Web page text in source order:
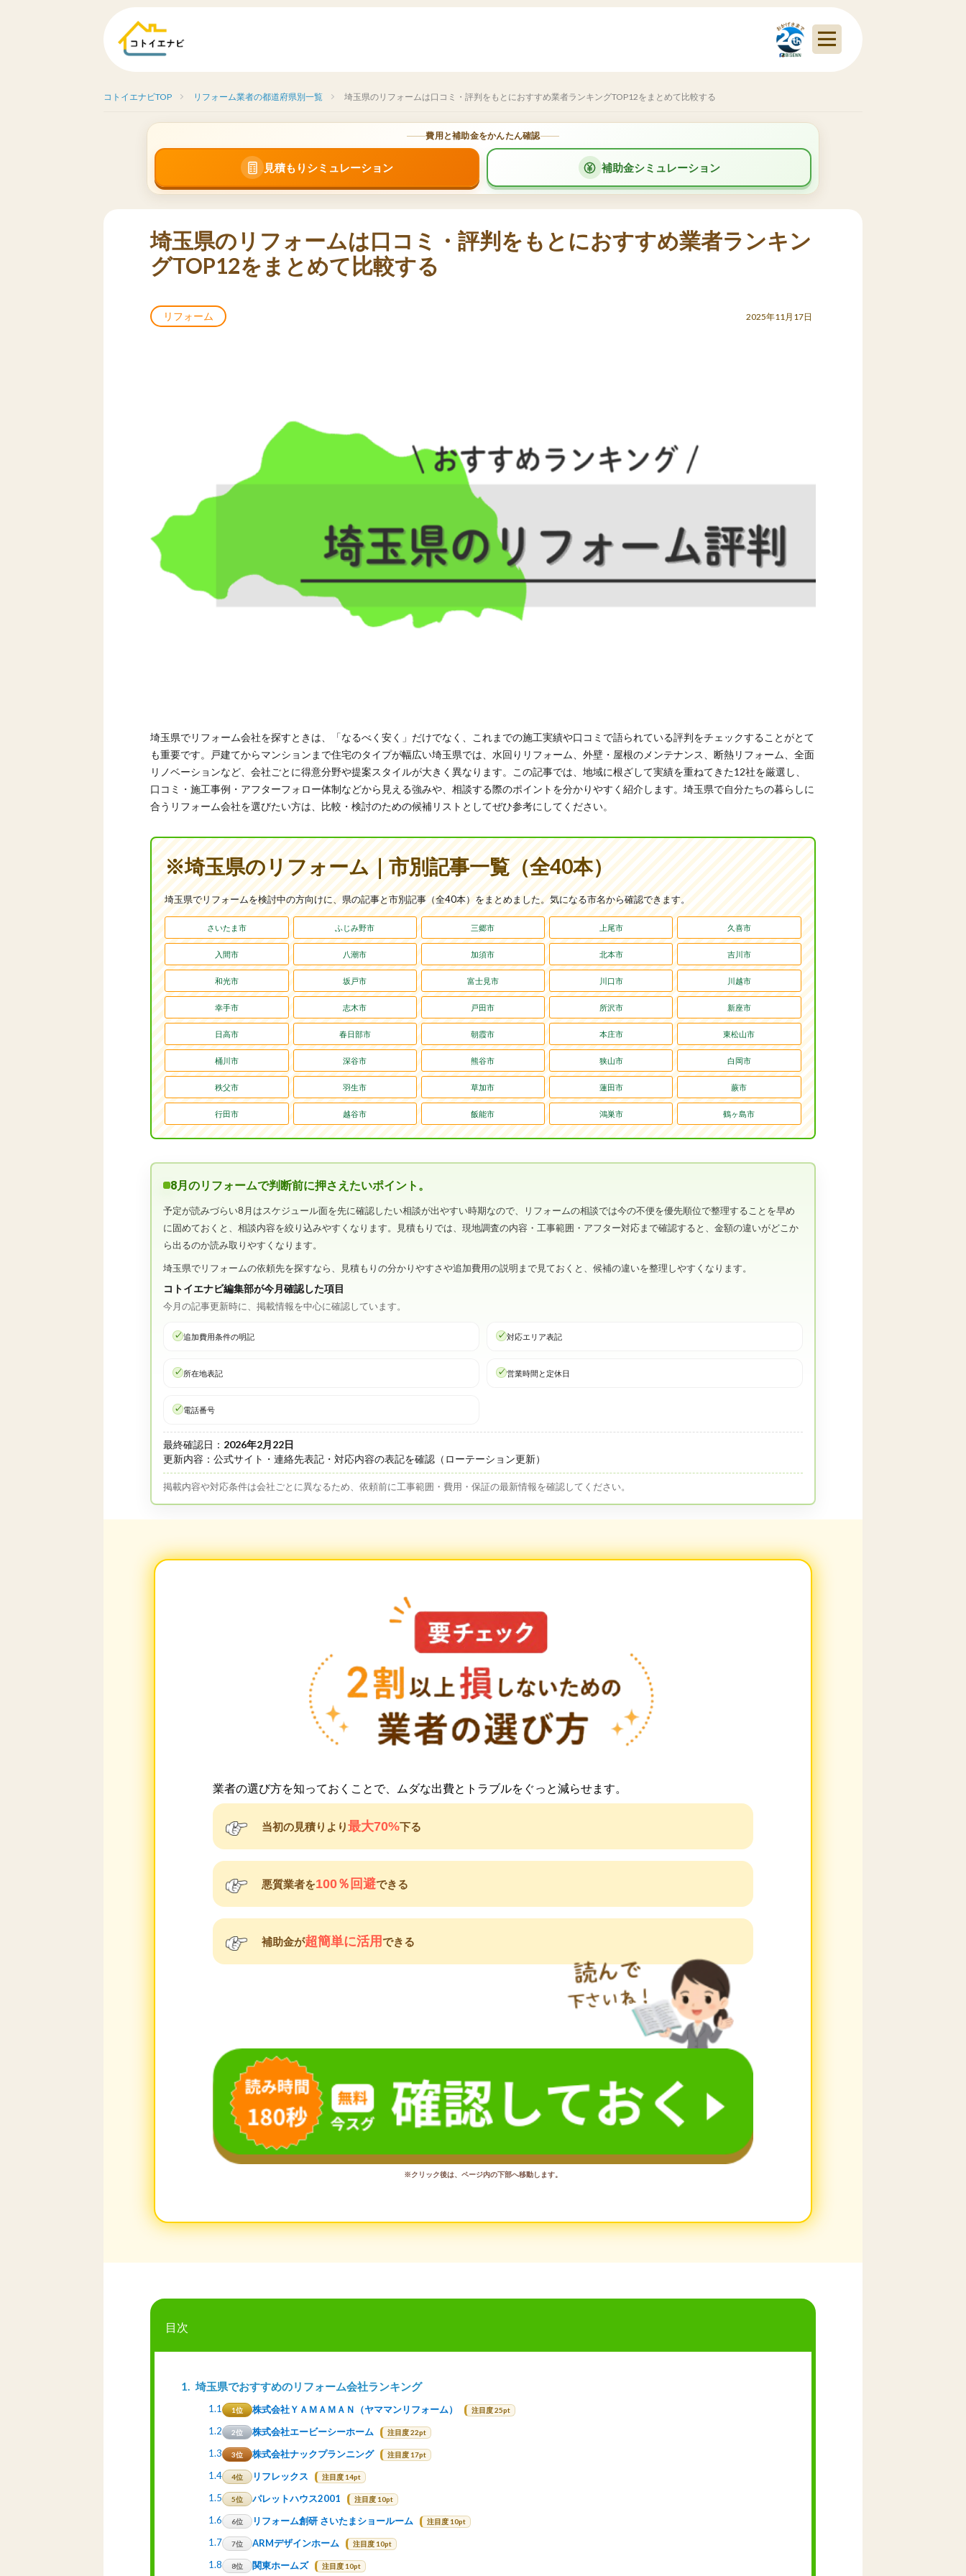
コトイエナビTOP リフォーム業者の都道府県別一覧 埼玉県のリフォームは口コミ・評判をもとにおすすめ業者ランキングTOP12をまとめて比較する
費用と補助金をかんたん確認
見積もりシミュレーション 補助金シミュレーション
埼玉県のリフォームは口コミ・評判をもとにおすすめ業者ランキン
グTOP12をまとめて比較する
リフォーム 2025年11月17日
埼玉県でリフォーム会社を探すときは、「なるべく安く」だけでなく、これまでの施工実績や口コミで語られている評判をチェックすることがとて
も重要です。戸建てからマンションまで住宅のタイプが幅広い埼玉県では、水回りリフォーム、外壁・屋根のメンテナンス、断熱リフォーム、全面
リノベーションなど、会社ごとに得意分野や提案スタイルが大きく異なります。この記事では、地域に根ざして実績を重ねてきた12社を厳選し、
口コミ・施工事例・アフターフォロー体制などから見える強みや、相談する際のポイントを分かりやすく紹介します。埼玉県で自分たちの暮らしに
合うリフォーム会社を選びたい方は、比較・検討のための候補リストとしてぜひ参考にしてください。
※埼玉県のリフォーム｜市別記事一覧（全40本）
埼玉県でリフォームを検討中の方向けに、県の記事と市別記事（全40本）をまとめました。気になる市名から確認できます。
さいたま市 ふじみ野市 三郷市 上尾市 久喜市
入間市 八潮市 加須市 北本市 吉川市
和光市 坂戸市 富士見市 川口市 川越市
幸手市 志木市 戸田市 所沢市 新座市
日高市 春日部市 朝霞市 本庄市 東松山市
桶川市 深谷市 熊谷市 狭山市 白岡市
秩父市 羽生市 草加市 蓮田市 蕨市
行田市 越谷市 飯能市 鴻巣市 鶴ヶ島市
8月のリフォームで判断前に押さえたいポイント。
予定が読みづらい8月はスケジュール面を先に確認したい相談が出やすい時期なので、リフォームの相談では今の不便を優先順位で整理することを早め
に固めておくと、相談内容を絞り込みやすくなります。見積もりでは、現地調査の内容・工事範囲・アフター対応まで確認すると、金額の違いがどこか
ら出るのか読み取りやすくなります。
埼玉県でリフォームの依頼先を探すなら、見積もりの分かりやすさや追加費用の説明まで見ておくと、候補の違いを整理しやすくなります。
コトイエナビ編集部が今月確認した項目
今月の記事更新時に、掲載情報を中心に確認しています。
追加費用条件の明記 対応エリア表記
所在地表記 営業時間と定休日
電話番号
最終確認日： 2026年2月22日
更新内容：公式サイト・連絡先表記・対応内容の表記を確認（ローテーション更新）
掲載内容や対応条件は会社ごとに異なるため、依頼前に工事範囲・費用・保証の最新情報を確認してください。
業者の選び方を知っておくことで、ムダな出費とトラブルをぐっと減らせます。
当初の見積りより最大70%下る
悪質業者を100％回避できる
補助金が超簡単に活用できる
※クリック後は、ページ内の下部へ移動します。
目次
1 埼玉県でおすすめのリフォーム会社ランキング
1.1 1位 株式会社ＹＡＭＡＭＡＮ（ヤママンリフォーム） 注目度 25pt
1.2 2位 株式会社エービーシーホーム 注目度 22pt
1.3 3位 株式会社ナックプランニング 注目度 17pt
1.4 4位 リフレックス 注目度 14pt
1.5 5位 パレットハウス2001 注目度 10pt
1.6 6位 リフォーム創研 さいたまショールーム 注目度 10pt
1.7 7位 ARMデザインホーム 注目度 10pt
1.8 8位 関東ホームズ 注目度 10pt